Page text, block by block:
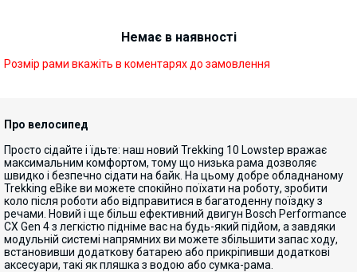
Немає в наявності
Розмір рами вкажіть в коментарях до замовлення
Про велосипед
Просто сідайте і їдьте: наш новий Trekking 10 Lowstep вражає
максимальним комфортом, тому що низька рама дозволяє
швидко і безпечно сідати на байк. На цьому добре обладнаному
Trekking eBike ви можете спокійно поїхати на роботу, зробити
коло після роботи або відправитися в багатоденну поїздку з
речами. Новий і ще більш ефективний двигун Bosch Performance
CX Gen 4 з легкістю підніме вас на будь-який підйом, а завдяки
модульній системі напрямних ви можете збільшити запас ходу,
встановивши додаткову батарею або прикріпивши додаткові
аксесуари, такі як пляшка з водою або сумка-рама.